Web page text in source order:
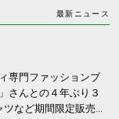
最新ニュース
専門ファッションブ
さんとの４年ぶり３
など期間限定販売、